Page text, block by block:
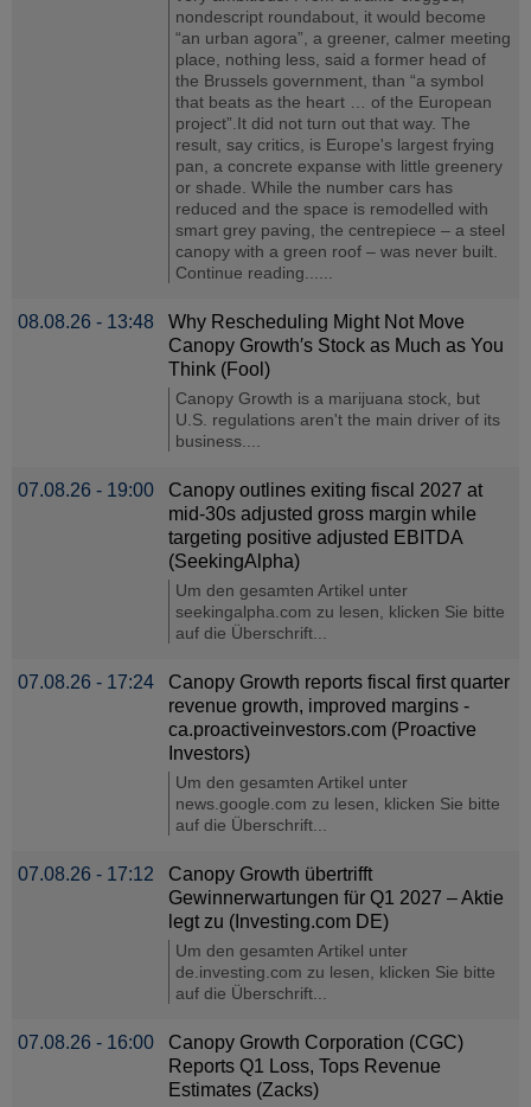
nondescript roundabout, it would become
“an urban agora”, a greener, calmer meeting
place, nothing less, said a former head of
the Brussels government, than “a symbol
that beats as the heart … of the European
project”.It did not turn out that way. The
result, say critics, is Europe's largest frying
pan, a concrete expanse with little greenery
or shade. While the number cars has
reduced and the space is remodelled with
smart grey paving, the centrepiece – a steel
canopy with a green roof – was never built.
Continue reading......
08.08.26 - 13:48
Why Rescheduling Might Not Move
Canopy Growth′s Stock as Much as You
Think (Fool)
Canopy Growth is a marijuana stock, but
U.S. regulations aren't the main driver of its
business....
07.08.26 - 19:00
Canopy outlines exiting fiscal 2027 at
mid-30s adjusted gross margin while
targeting positive adjusted EBITDA
(SeekingAlpha)
Um den gesamten Artikel unter
seekingalpha.com zu lesen, klicken Sie bitte
auf die Überschrift...
07.08.26 - 17:24
Canopy Growth reports fiscal first quarter
revenue growth, improved margins -
ca.proactiveinvestors.com (Proactive
Investors)
Um den gesamten Artikel unter
news.google.com zu lesen, klicken Sie bitte
auf die Überschrift...
07.08.26 - 17:12
Canopy Growth übertrifft
Gewinnerwartungen für Q1 2027 – Aktie
legt zu (Investing.com DE)
Um den gesamten Artikel unter
de.investing.com zu lesen, klicken Sie bitte
auf die Überschrift...
07.08.26 - 16:00
Canopy Growth Corporation (CGC)
Reports Q1 Loss, Tops Revenue
Estimates (Zacks)